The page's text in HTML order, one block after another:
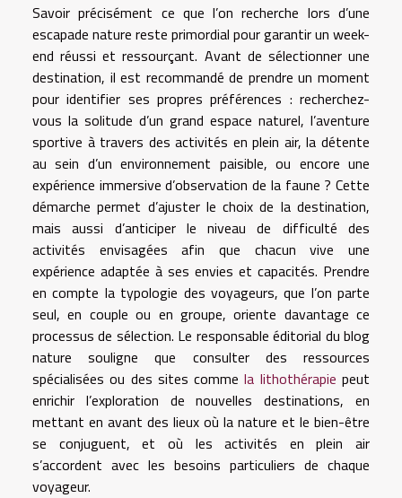
Savoir précisément ce que l’on recherche lors d’une
escapade nature reste primordial pour garantir un week-
end réussi et ressourçant. Avant de sélectionner une
destination, il est recommandé de prendre un moment
pour identifier ses propres préférences : recherchez-
vous la solitude d’un grand espace naturel, l’aventure
sportive à travers des activités en plein air, la détente
au sein d’un environnement paisible, ou encore une
expérience immersive d’observation de la faune ? Cette
démarche permet d’ajuster le choix de la destination,
mais aussi d’anticiper le niveau de difficulté des
activités envisagées afin que chacun vive une
expérience adaptée à ses envies et capacités. Prendre
en compte la typologie des voyageurs, que l’on parte
seul, en couple ou en groupe, oriente davantage ce
processus de sélection. Le responsable éditorial du blog
nature souligne que consulter des ressources
spécialisées ou des sites commela lithothérapie peut
enrichir l’exploration de nouvelles destinations, en
mettant en avant des lieux où la nature et le bien-être
se conjuguent, et où les activités en plein air
s’accordent avec les besoins particuliers de chaque
voyageur.